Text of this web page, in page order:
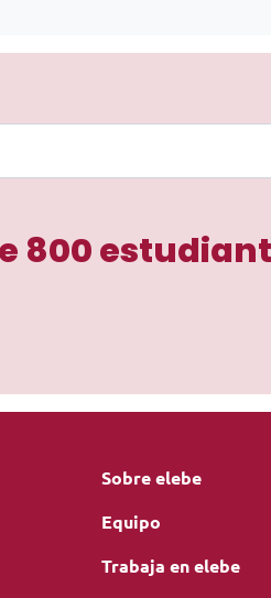
800
Sobre elebe
Equipo
Trabaja en elebe